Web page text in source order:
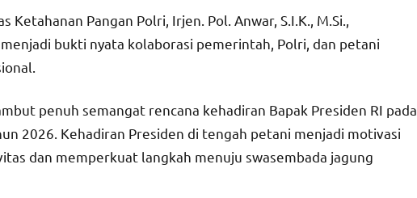
Ketahanan Pangan Polri, Irjen. Pol. Anwar, S.I.K., M.Si.,
bukti nyata kolaborasi pemerintah, Polri, dan petani
penuh semangat rencana kehadiran Bapak Presiden RI pada
2026. Kehadiran Presiden di tengah petani menjadi motivasi
dan memperkuat langkah menuju swasembada jagung